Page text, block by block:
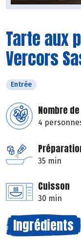
Tarte aux
Vercors
Entrée
Nombre
4
35 min
Cuisson
30 min
Ingrédients